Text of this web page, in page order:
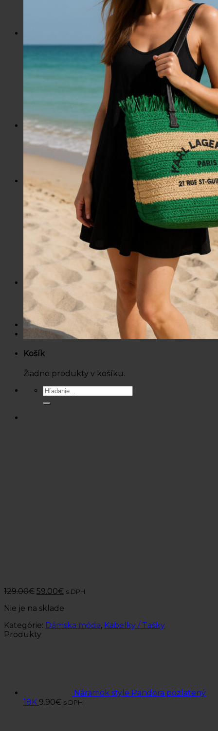
Slnečné okuliare
Hrnčeky a poháre s potlačou
Darčekové poukážky
Kategórie
Mikiny a svetre
Nohavice a tepláky
Pánska obuv
Spodné prádlo
Pánske doplnky
Detská móda
0 – 3 roky
4-7 rokov
8-13 rokov
14-18 rokov
Detské doplnky
Dámska móda na každý deň
Bundy
Saká / Kabáty
Košele / Blúzky
Mikiny / Svetre
Nohavice / Tepláky
Sukne / Kraťasy
Súpravy
Tričká
Šaty
Doplnky
Bazárová ponuka
Dámske
Detské
Košík
Žiadne produkty v košíku.
Hľadať:
129.00€ 59.00€ s DPH
Nie je na sklade
Kategórie: Dámska móda, Kabelky / Tašky
Produkty
Náramok style Pandora pozlatený
18K 9.90€ s DPH